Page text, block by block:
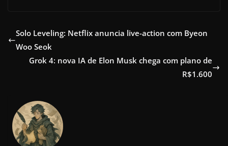
Solo Leveling: Netflix anuncia live-action com Byeon
Woo Seok
Grok 4: nova IA de Elon Musk chega com plano de
R$1.600